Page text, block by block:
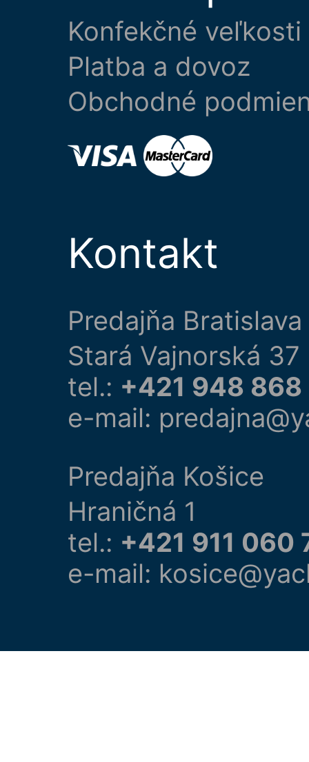
Konfekčné veľkosti
Platba a dovoz
Obchodné
Kontakt
Predajňa Bratislava
Stará Vajnorská 37
tel.: +421 948
e-mail:
Predajňa Košice
Hraničná 1
tel.: +421 911 060
e-mail: